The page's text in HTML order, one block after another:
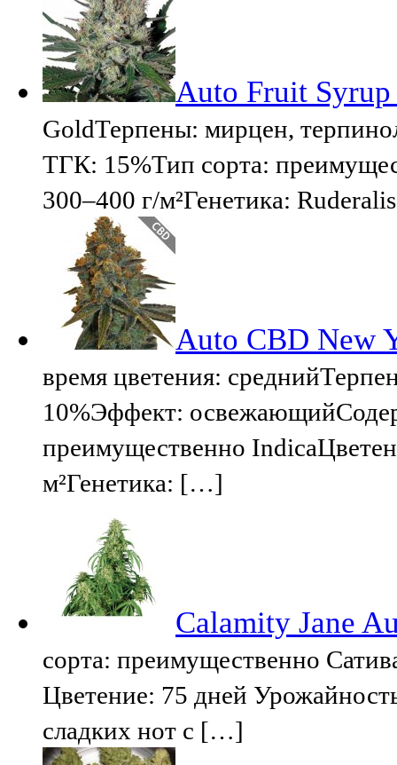
Auto Fruit
GoldТерпены: мирцен,
ТГК: 15%Тип сорта:
300–400 г/м²Генетика:
Auto CBD New
время цветения:
10%Эффект:
преимущественно
м²Генетика: […]
Calamity Jane
сорта: преимущественно
Цветение: 75 дней
сладких нот с […]